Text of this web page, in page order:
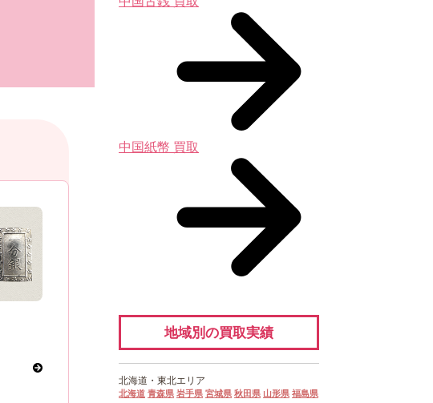
中国紙幣 買取
地域別の買取実績
北海道・ 東北エリア
北海道 青森県 岩手県 宮城県 秋田県 山形県 福島県